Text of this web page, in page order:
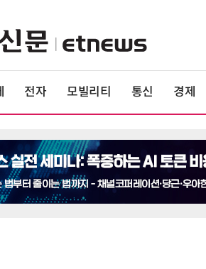
전자 모빌리티 통신 경제